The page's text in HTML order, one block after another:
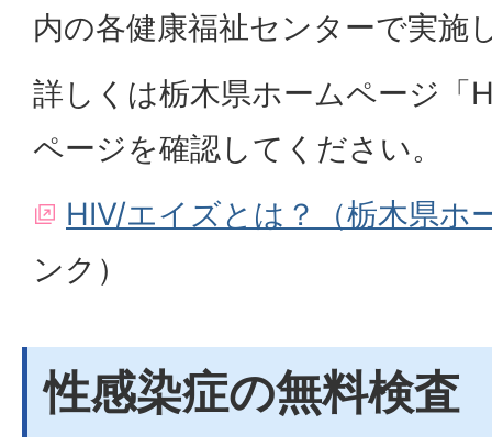
内の各健康福祉センターで実施
詳しくは栃木県ホームページ「
ページを確認してください。
HIV/エイズとは？（栃木県ホ
ンク）
性感染症の無料検査